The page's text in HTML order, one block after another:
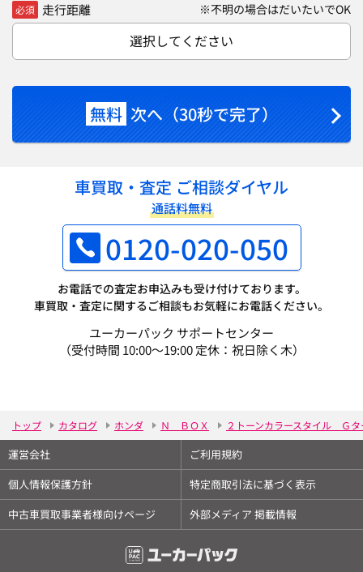
必須 走行距離 ※不明の場合はだいたいでOK
選択してください
無料 次へ（30秒で完了）
車買取・査定 ご相談ダイヤル
通話料無料
0120-020-050
お電話での査定お申込みも受け付けております。
車買取・査定に関するご相談もお気軽にお電話ください。
ユーカーパック サポートセンター
（受付時間 10:00～19:00 定休：祝日除く木）
トップ カタログ ホンダ Ｎ ＢＯＸ ２トーンカラースタイル Ｇ
運営会社
ご利用規約
個人情報保護方針
特定商取引法に基づく表示
中古車買取事業者様向けページ
外部メディア 掲載情報